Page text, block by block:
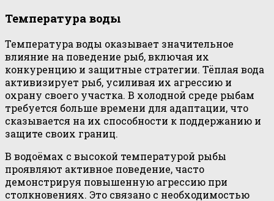
Температура воды
Температура воды оказывает значительное
влияние на поведение рыб, включая их
конкуренцию и защитные стратегии. Тёплая вода
активизирует рыб, усиливая их агрессию и
охрану своего участка. В холодной среде рыбам
требуется больше времени для адаптации, что
сказывается на их способности к поддержанию и
защите своих границ.
В водоёмах с высокой температурой рыбы
проявляют активное поведение, часто
демонстрируя повышенную агрессию при
столкновениях. Это связано с необходимостью